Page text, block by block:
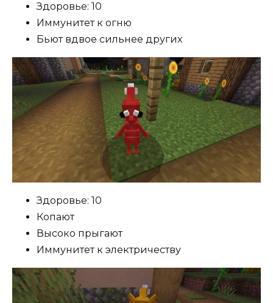
Здоровье: 10
Иммунитет к огню
Бьют вдвое сильнее других
Здоровье: 10
Копают
Высоко прыгают
Иммунитет к электричеству